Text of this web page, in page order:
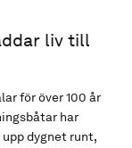
liv till
för över 100 år
har
dygnet runt,